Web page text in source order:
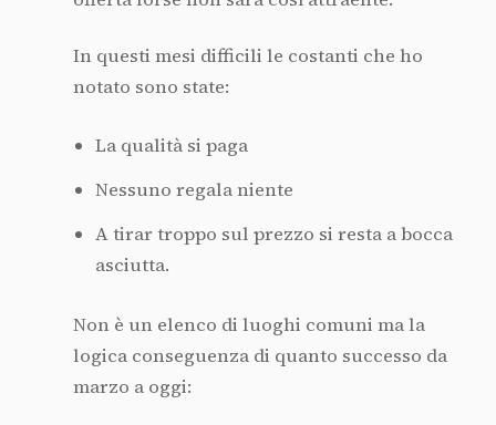
In questi mesi difficili le costanti che ho
notato sono state:
La qualità si paga
Nessuno regala niente
A tirar troppo sul prezzo si resta a bocca
asciutta.
Non è un elenco di luoghi comuni ma la
logica conseguenza di quanto successo da
marzo a oggi: